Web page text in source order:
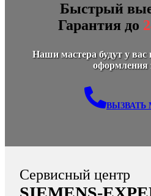
Быстрый
Гарантия до
Наши мастера будут у вас
оформления
ВЫЗВАТЬ
Сервисный центр